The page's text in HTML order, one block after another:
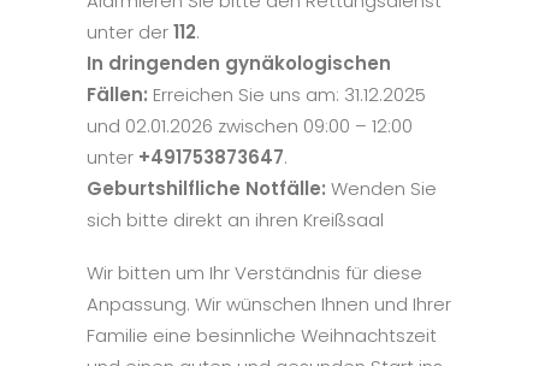
unter der112.
In dringenden gynäkologischen
Fällen: Erreichen Sie uns am: 31.12.2025
und 02.01.2026 zwischen 09:00 – 12:00
unter +491753873647.
Geburtshilfliche Notfälle: Wenden Sie
sich bitte direkt an ihren Kreißsaal
Wir bitten um Ihr Verständnis für diese
Anpassung. Wir wünschen Ihnen und Ihrer
Familie eine besinnliche Weihnachtszeit